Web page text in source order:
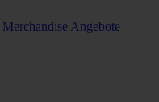
Merchandise Angebote